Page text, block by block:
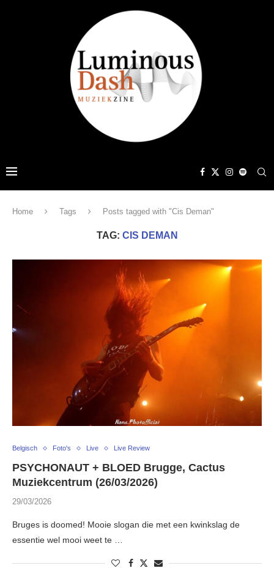
Home Tags Posts tagged with "Cis Deman"
TAG: CIS DEMAN
Belgisch Foto's Live Live Review
PSYCHONAUT + BLOED Brugge, Cactus
Muziekcentrum (26/03/2026)
29/03/2026
Bruges is doomed! Mooie slogan die met een kwinkslag de
essentie wel mooi weet te …